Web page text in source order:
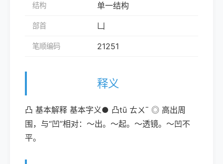
结构 单一结构
部首 凵
笔顺编码 21251
释义
凸 基本解释 基本字义● 凸tū ㄊㄨˉ ◎ 高出周
围，与“凹”相对：～出。～起。～透镜。～凹不
平。